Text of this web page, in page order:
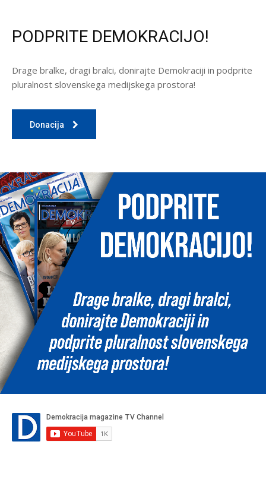
PODPRITE DEMOKRACIJO!
Drage bralke, dragi bralci, donirajte Demokraciji in podprite
pluralnost slovenskega medijskega prostora!
Donacija